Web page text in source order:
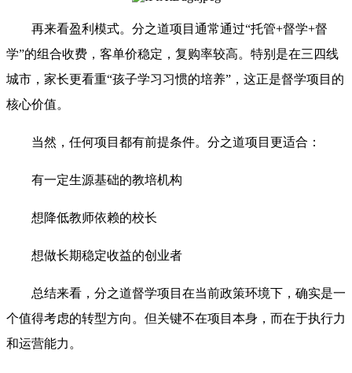
再来看盈利模式。分之道项目通常通过“托管+督学+督
学”的组合收费，客单价稳定，复购率较高。特别是在三四线
城市，家长更看重“孩子学习习惯的培养”，这正是督学项目的
核心价值。
当然，任何项目都有前提条件。分之道项目更适合：
有一定生源基础的教培机构
想降低教师依赖的校长
想做长期稳定收益的创业者
总结来看，分之道督学项目在当前政策环境下，确实是一
个值得考虑的转型方向。但关键不在项目本身，而在于执行力
和运营能力。